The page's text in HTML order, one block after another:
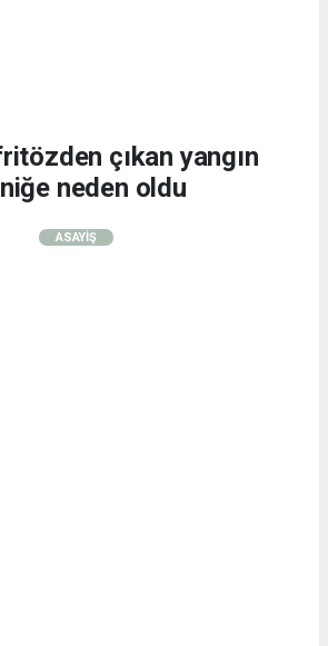
çıkan yangın
neden oldu
ASAYİŞ